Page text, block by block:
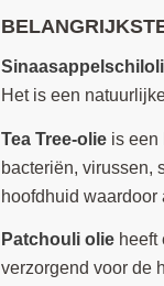
Het is een
Tea Tree-olie is een
bacteriën, virussen,
hoofdhuid
Patchouli olie heeft
verzorgend voor de